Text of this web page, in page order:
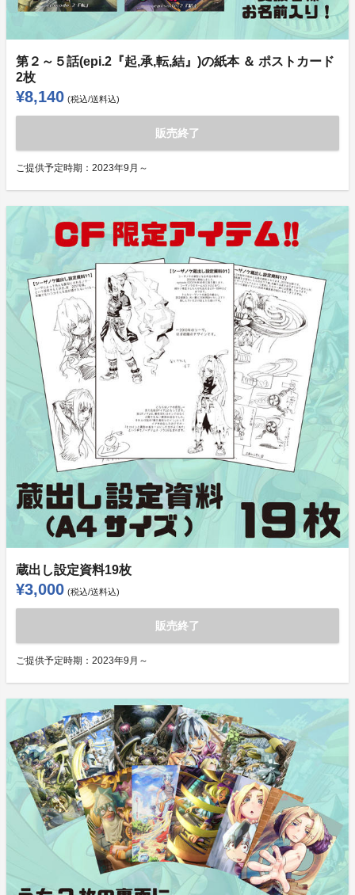
第２～５話(epi.2『起,承,転,結』)の紙本 ＆ ポストカード
2枚
¥8,140 (税込/送料込)
販売終了
ご提供予定時期： 2023年9月～
蔵出し設定資料19枚
¥3,000 (税込/送料込)
販売終了
ご提供予定時期： 2023年9月～